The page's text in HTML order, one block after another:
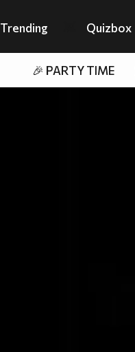
Trending Quizbox
🎉 PARTY TIME